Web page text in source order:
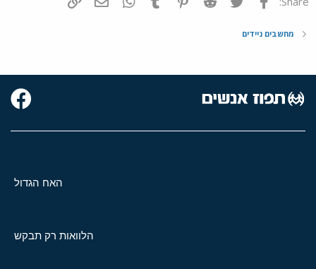
מחשבים ניידים
האח הגדול
הלוואות רק תבקש